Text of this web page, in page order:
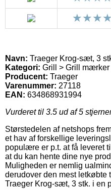
Navn: Traeger Krog-sæt, 3
Kategori: Grill > Grill mærker
Producent: Traeger
Varenummer: 27118
EAN: 634868931994
Vurderet til 3.5 ud af 5
Størstedelen af netshops
et hav af forskellige
populære er p.t. at få leveret
at du kan hente dine nye
Muligheden er nemlig
derudover den mest letkøbte
Traeger Krog-sæt, 3 stk. i en